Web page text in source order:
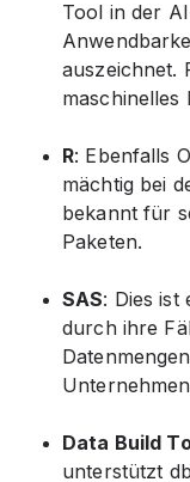
Tool in der
auszeichnet.
maschinelles
R: Ebenfalls
mächtig bei
bekannt für
Paketen.
SAS: Dies ist
durch ihre
Data Build
unterstützt